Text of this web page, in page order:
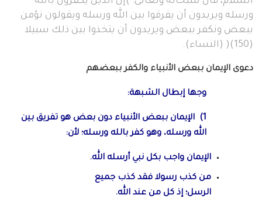
ورسله ويريدون أن يفرقوا بين الله ورسله ويقولون نؤمن
ببعض ونكفر ببعض ويريدون أن يتخذوا بين ذلك سبيلا
(150)( (النساء).
دعوى الإيمان ببعض الأنبياء والكفر ببعضهم
وجها إبطال الشبهة:
1) الإيمان ببعض الأنبياء دون بعض هو تفريق بين
الله ورسله، وهو كفر بالله ورسله؛ لأن:
الإيمان واجب بكل نبي أرسله الله.
من كذب رسولا فقد كذب جميع
الرسل؛ إذ كل من عند الله.